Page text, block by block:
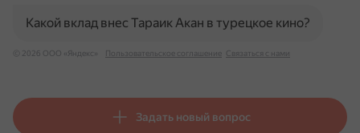
Какой вклад внес Тараик Акан в турецкое кино?
© 2026 ООО «Яндекс» Пользовательское соглашение Связаться с нами
Задать новый вопрос